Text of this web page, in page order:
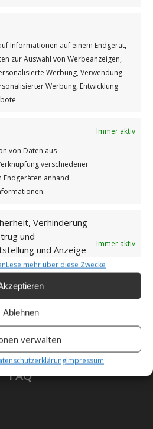
Informationen auf einem Endgerät,
zur Auswahl von Werbeanzeigen,
Werbung, Verwendung
Werbung, Entwicklung
Immer aktiv
von Daten aus
verschiedener
Endgeräten anhand
Verhinderung
und
und Anzeige
Immer aktiv
Lese mehr über diese Zwecke
Ablehnen
verwalten
Impressum
Richtlinie (EU)
FAQ